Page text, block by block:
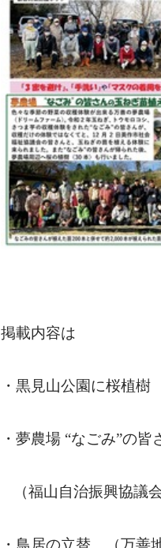
掲載内容は
・黒見山公園に桜植
・夢農場 “なごみ”の皆
（福山自治振興協議
・鳥居の立替 （万善地